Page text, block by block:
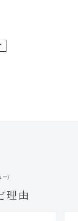
ー)
理由